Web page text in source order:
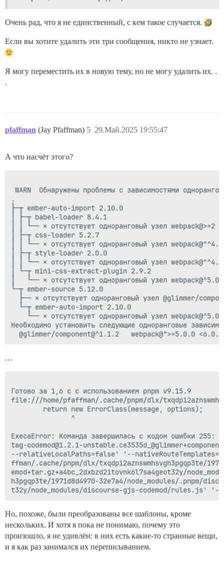
Очень рад, что я не единственный, с кем такое случается.
Если вы хотите удалить эти три сообщения, никто не узнает.
Я могу переместить их в новую тему, но не могу удалить их. .
.
pfaffman (Jay Pfaffman) 29.Май.2025 19:55:47
5
А что насчёт этого?
WARN  Обнаружены проблемы с зависимостями
.
├─┬ ember-auto-import 2.10.0
│ ├─┬ babel-loader 8.4.1
│ │ └── ✕ отсутствует одноранговый узел webpack@>=2
│ ├─┬ css-loader 5.2.7
│ │ └── ✕ отсутствует одноранговый узел
│ ├─┬ style-loader 2.0.0
│ │ └── ✕ отсутствует одноранговый узел
│ └─┬ mini-css-extract-plugin 2.9.2
│   └── ✕ отсутствует одноранговый узел
└─┬ ember-source 5.12.0
├── ✕ отсутствует одноранговый узел @glimmer/
  └─┬ ember-auto-import 2.10.0
└── ✕ отсутствует одноранговый узел
Необходимо установить следующие одноранговые
…
Готово за 1,6 с с использованием pnpm v9.15.9
file:///home/pfaffman/.cache/pnpm/dlx/
        return new ErrorClass(message, options);
               ^
ExecaError: Команда завершилась с кодом ошибки 255:
tag-codemod@1.2.1-
--relativeLocalPaths=false' '--
ffman/.cache/pnpm/dlx/txqdpi2aznswmhsvgh3pgqp3te/
emod+tar.gz+a4bc_2dxbzd2itovnk6l7sa4geot32y/
h3pgqp3te/1971d8d4970-32e7a4/node_modules/.pnpm/
Но, похоже, были преобразованы все шаблоны, кроме
нескольких. И хотя я пока не понимаю, почему это
произошло, я не удивлён: в них есть какие-то странные вещи,
и я как раз занимался их переписыванием.